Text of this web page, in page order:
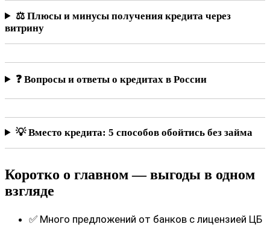
⚖️ Плюсы и минусы получения кредита через
витрину
❓ Вопросы и ответы о кредитах в России
💡 Вместо кредита: 5 способов обойтись без займа
Коротко о главном — выгоды в одном
взгляде
✅ Много предложений от банков с лицензией ЦБ